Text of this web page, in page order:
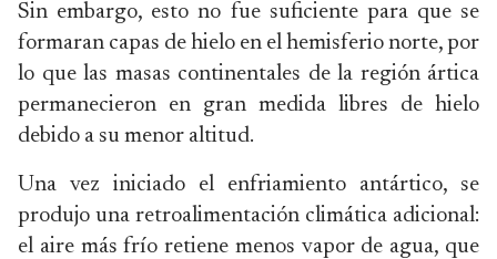
Sin embargo, esto no fue suficiente para que se
formaran capas de hielo en el hemisferio norte, por
lo que las masas continentales de la región ártica
permanecieron en gran medida libres de hielo
debido a su menor altitud.
Una vez iniciado el enfriamiento antártico, se
produjo una retroalimentación climática adicional:
el aire más frío retiene menos vapor de agua, que